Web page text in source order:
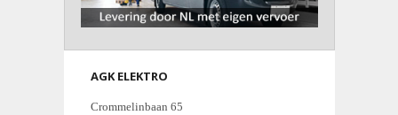
AGK ELEKTRO
Crommelinbaan 65